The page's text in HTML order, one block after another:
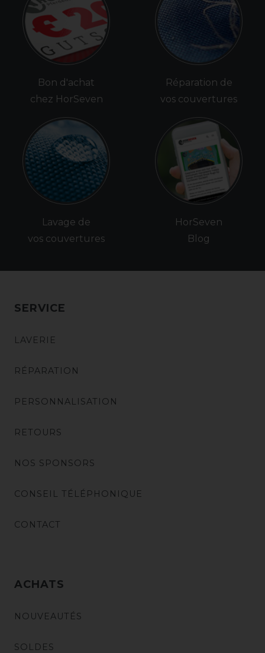
Bon d'achat
chez HorSeven
Lavage de
vos couvertures
Réparation de
vos couvertures
HorSeven
Blog
SERVICE
LAVERIE
RÉPARATION
PERSONNALISATION
RETOURS
NOS SPONSORS
CONSEIL TÉLÉPHONIQUE
CONTACT
ACHATS
NOUVEAUTÉS
SOLDES